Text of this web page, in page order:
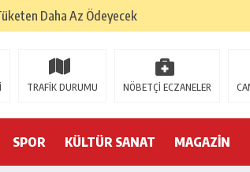
Daha Az Ödeyecek
TRAFİK DURUMU NÖBETÇİ ECZANELER
SPOR KÜLTÜR SANAT MAGAZİN